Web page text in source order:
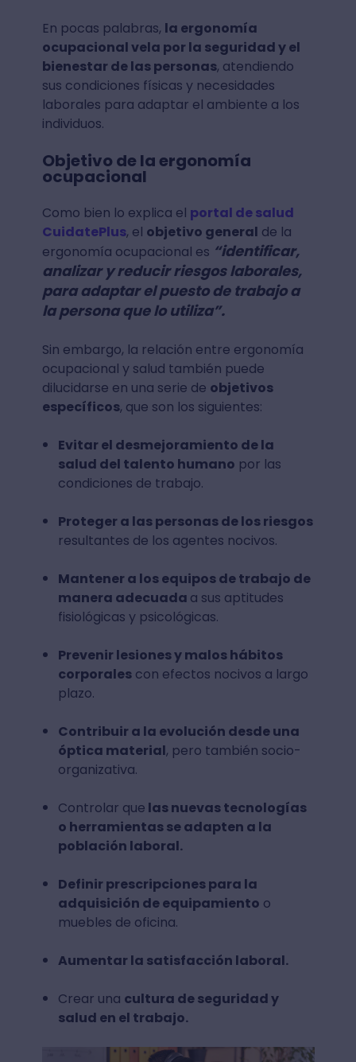
En pocas palabras, la ergonomía
ocupacional vela por la seguridad y el
bienestar de las personas, atendiendo
sus condiciones físicas y necesidades
laborales para adaptar el ambiente a los
individuos.
Objetivo de la ergonomía
ocupacional
Como bien lo explica el portal de salud
CuidatePlus, el objetivo general de la
ergonomía ocupacional es “identificar,
analizar y reducir riesgos laborales,
para adaptar el puesto de trabajo a
la persona que lo utiliza”.
Sin embargo, la relación entre ergonomía
ocupacional y salud también puede
dilucidarse en una serie de objetivos
específicos, que son los siguientes:
Evitar el desmejoramiento de la
salud del talento humano por las
condiciones de trabajo.
Proteger a las personas de los riesgos
resultantes de los agentes nocivos.
Mantener a los equipos de trabajo de
manera adecuada a sus aptitudes
fisiológicas y psicológicas.
Prevenir lesiones y malos hábitos
corporalescon efectos nocivos a largo
plazo.
Contribuir a la evolución desde una
óptica material, pero también socio-
organizativa.
Controlar que las nuevas tecnologías
o herramientas se adapten a la
población laboral.
Definir prescripciones para la
adquisición de equipamiento o
muebles de oficina.
Aumentar la satisfacción laboral.
Crear una cultura de seguridad y
salud en el trabajo.